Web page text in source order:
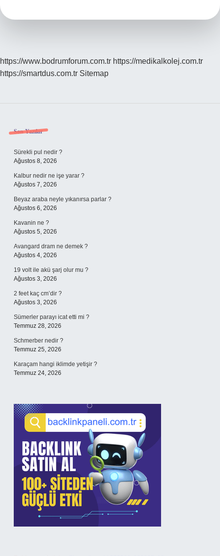
https://www.bodrumforum.com.tr https://medikalkolej.com.tr
https://smartdus.com.tr Sitemap
Sidebar
Son Yazılar
Sürekli pul nedir ?
Ağustos 8, 2026
Kalbur nedir ne işe yarar ?
Ağustos 7, 2026
Beyaz araba neyle yıkanırsa parlar ?
Ağustos 6, 2026
Kavanin ne ?
Ağustos 5, 2026
Avangard dram ne demek ?
Ağustos 4, 2026
19 volt ile akü şarj olur mu ?
Ağustos 3, 2026
2 feet kaç cm’dir ?
Ağustos 3, 2026
Sümerler parayı icat etti mi ?
Temmuz 28, 2026
Schmerber nedir ?
Temmuz 25, 2026
Karaçam hangi iklimde yetişir ?
Temmuz 24, 2026